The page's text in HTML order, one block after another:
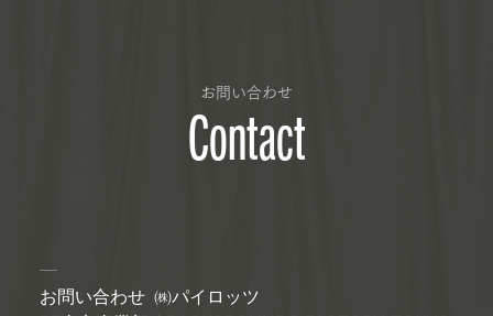
お問い合わせ
Contact
お問い合わせ ㈱パイロッツ